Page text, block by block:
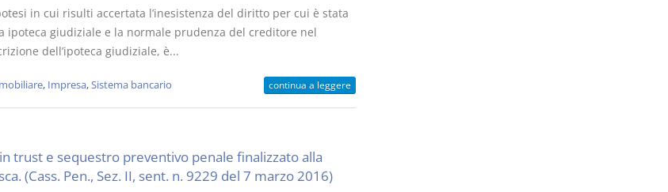
in cui risulti accertata l’inesistenza del diritto per cui è stata
ipoteca giudiziale e la normale prudenza del creditore nel
dell’ipoteca giudiziale, è...
, Impresa,Sistema bancario continua a leggere
trust e sequestro preventivo penale finalizzato alla
(Cass. Pen., Sez. II, sent. n. 9229 del 7 marzo 2016)